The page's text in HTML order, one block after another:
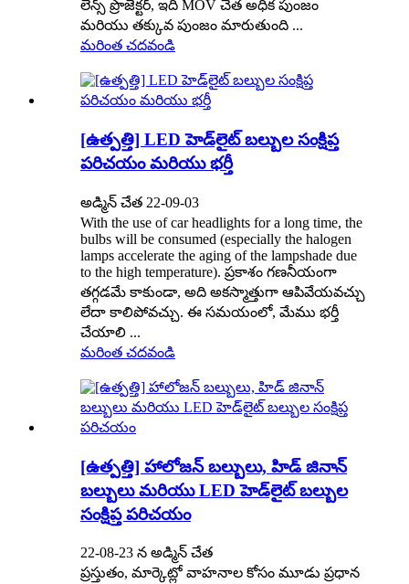
లెన్స్ ప్రొజెక్టర్, ఇది MOV చేత అధిక పుంజం
మరియు తక్కువ పుంజం మారుతుంది ...
మరింత చదవండి
[ఉత్పత్తి] LED హెడ్‌లైట్ బల్బుల సంక్షిప్త
పరిచయం మరియు భర్తీ
అడ్మిన్ చేత 22-09-03
With the use of car headlights for a long time, the
bulbs will be consumed (especially the halogen
lamps accelerate the aging of the lampshade due
to the high temperature). ప్రకాశం గణనీయంగా
తగ్గడమే కాకుండా, అది అకస్మాత్తుగా ఆపివేయవచ్చు
లేదా కాలిపోవచ్చు. ఈ సమయంలో, మేము భర్తీ
చేయాలి ...
మరింత చదవండి
[ఉత్పత్తి] హాలోజన్ బల్బులు, హిడ్ జినాన్
బల్బులు మరియు LED హెడ్‌లైట్ బల్బుల
సంక్షిప్త పరిచయం
22-08-23 న అడ్మిన్ చేత
ప్రస్తుతం, మార్కెట్లో వాహనాల కోసం మూడు ప్రధాన